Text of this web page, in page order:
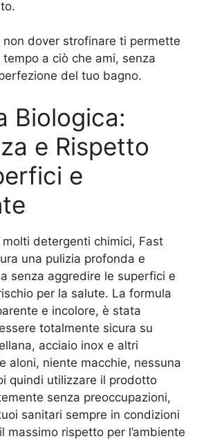
dover strofinare ti permette
a ciò che ami, senza
del tuo bagno.
Biologica:
e Rispetto
e
detergenti chimici, Fast
una pulizia profonda e
senza aggredire le superfici e
per la salute. La formula
e incolore, è stata
totalmente sicura su
acciaio inox e altri
aloni, niente macchie, nessuna
quindi utilizzare il prodotto
senza preoccupazioni,
sanitari sempre in condizioni
massimo rispetto per l’ambiente